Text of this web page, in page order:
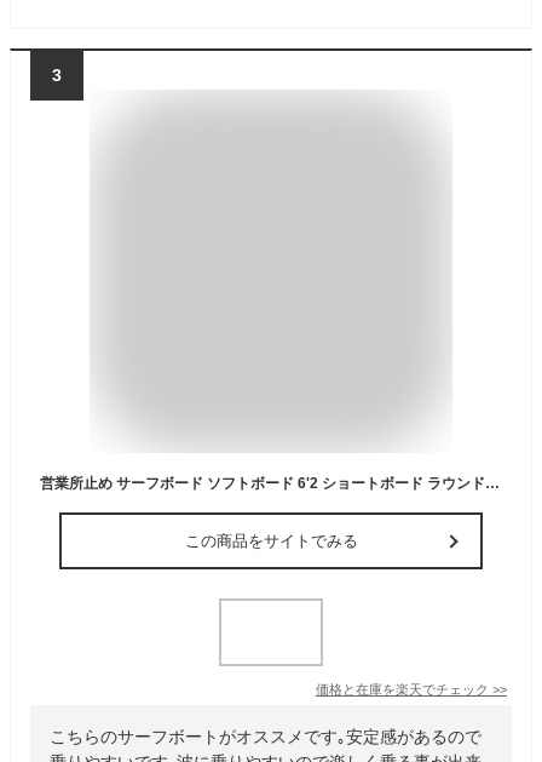
3
営業所止め サーフボード ソフトボード 6'2 ショートボード ラウンドノーズ ミニロング ダイアモンドヘッド ホワイト フィン・リーシュコード付 送料無料
この商品をサイトでみる
価格と在庫を楽天でチェック >>
こちらのサーフボートがオススメです｡安定感があるので